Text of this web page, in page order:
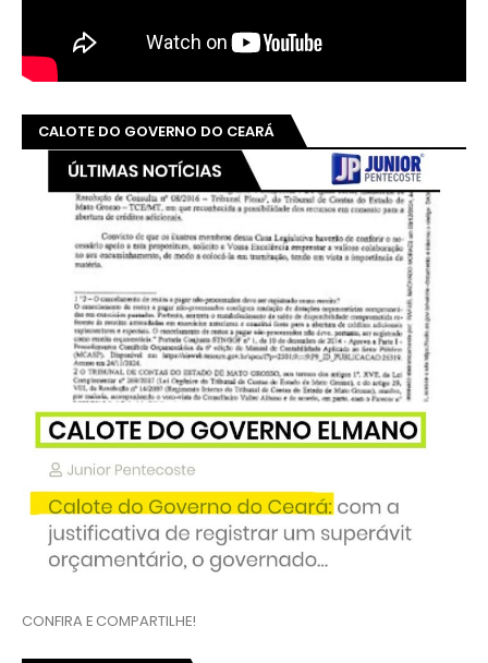
CALOTE DO GOVERNO DO CEARÁ
CONFIRA E COMPARTILHE!